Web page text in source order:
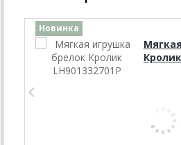
Новинка